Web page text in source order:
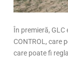
În premieră, GLC
CONTROL, care
care poate fi